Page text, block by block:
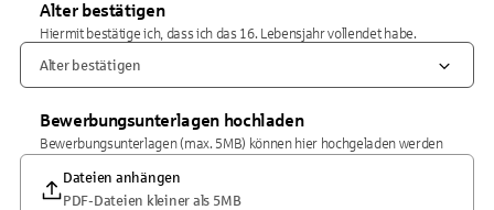
Alter bestätigen
Hiermit bestätige ich, dass ich das 16. Lebensjahr vollendet habe.
Alter bestätigen
Bewerbungsunterlagen hochladen
Bewerbungsunterlagen (max. 5MB) können hier hochgeladen werden
Dateien anhängen
PDF-Dateien kleiner als 5MB